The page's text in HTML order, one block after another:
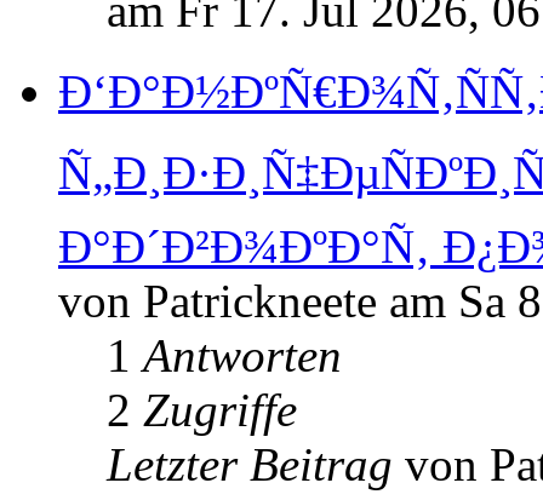
Ð°Ð´Ð²Ð¾ÐºÐ°Ñ‚
von Patrickneete am Sa
1Antworten
2 Zugriffe
Letzter Beitrag von